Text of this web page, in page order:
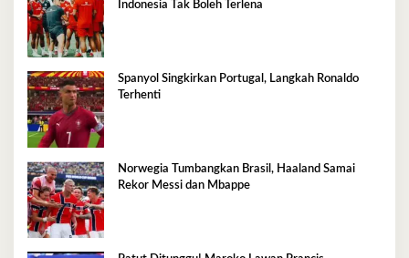
Indonesia Tak Boleh Terlena
Spanyol Singkirkan Portugal, Langkah Ronaldo
Terhenti
Norwegia Tumbangkan Brasil, Haaland Samai
Rekor Messi dan Mbappe